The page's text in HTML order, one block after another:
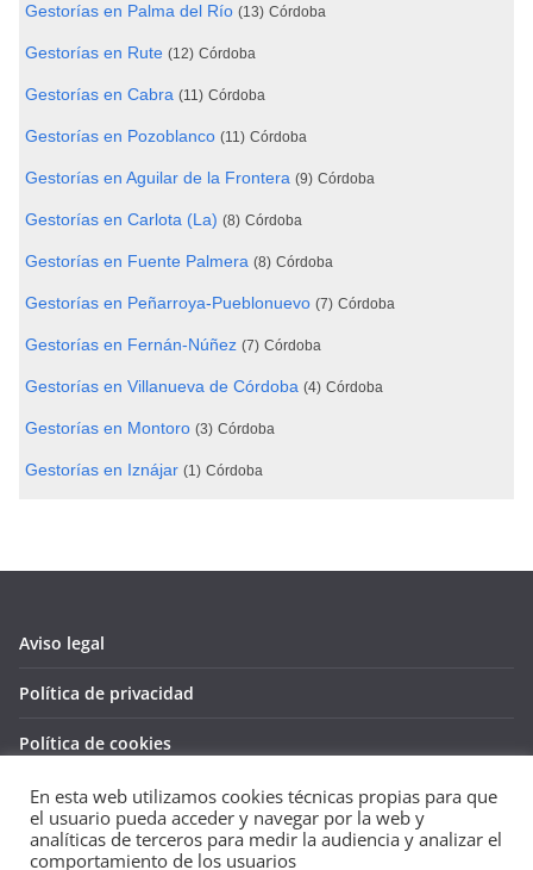
Gestorías en Palma del Río (13) Córdoba
Gestorías en Rute (12) Córdoba
Gestorías en Cabra (11) Córdoba
Gestorías en Pozoblanco (11) Córdoba
Gestorías en Aguilar de la Frontera (9) Córdoba
Gestorías en Carlota (La) (8) Córdoba
Gestorías en Fuente Palmera (8) Córdoba
Gestorías en Peñarroya-Pueblonuevo (7) Córdoba
Gestorías en Fernán-Núñez (7) Córdoba
Gestorías en Villanueva de Córdoba (4) Córdoba
Gestorías en Montoro (3) Córdoba
Gestorías en Iznájar (1) Córdoba
Aviso legal
Política de privacidad
Política de cookies
Copyright © 2026Guía de empresas . Todos los derechos
En esta web utilizamos cookies técnicas propias para que
el usuario pueda acceder y navegar por la web y
analíticas de terceros para medir la audiencia y analizar el
comportamiento de los usuarios